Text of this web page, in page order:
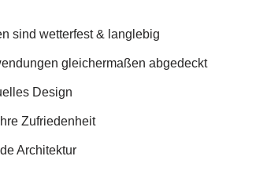
sind wetterfest & langlebig
gleichermaßen abgedeckt
Design
Zufriedenheit
Architektur